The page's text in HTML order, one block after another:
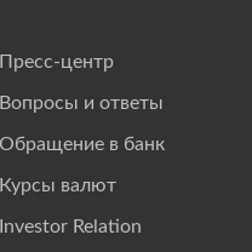
Пресс-центр
Вопросы и ответы
Обращение в банк
Курсы валют
Investor Relation